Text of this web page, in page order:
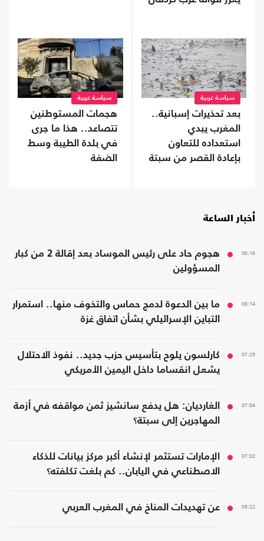
سياسة عربية
بعد تحذيرات إسبانية..
المغرب يبدي
استعداده للتعاون
بإعادة القصر من سبتة
سياسة عربية
هجمات المستوطنين
تتصاعد.. هذا ما جرى
في بلدة الطيبة وسط
الضفة
أخبار الساعة
08:16
هجوم حاد على رئيس الموساد بعد إقالة 2 من كبار
المسؤولين
08:14
ما بين الدعوة لدمج حماس والتخوف منها.. استمرار
التباين الإسرائيلي بشأن اتفاق غزة
07:25
كارلسون يلوح بتأسيس حزب جديد.. نفوذ الاحتلال
يشعل انقساما داخل اليمين الأمريكي
07:04
الغارديان: هل يدفع سانشيز ثمن مواقفه في أزمة
المهاجرين إلى سبتة؟
07:02
الإمارات تستثمر لإنشاء أكبر مركز بيانات للذكاء
الاصطناعي في اليابان.. كم بلغت تكلفته؟
05:22 عن تهديدات المناخ في المغرب العربي